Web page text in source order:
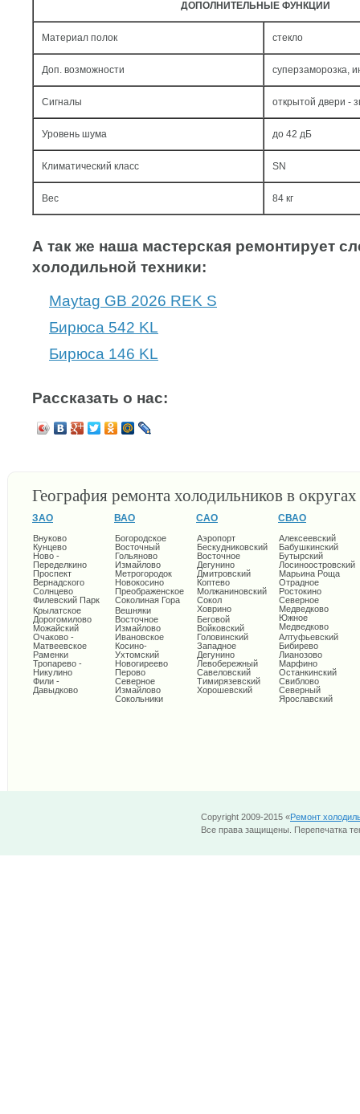
ДОПОЛНИТЕЛЬНЫЕ ФУНКЦИИ
Материал полок стекло
Доп. возможности суперзаморозка,
Сигналы открытой двери -
Уровень шума до 42 дБ
Климатический класс SN
Вес 84 кг
А так же наша мастерская ремонтирует
холодильной техники:
Maytag GB 2026 REK S
Бирюса 542 KL
Бирюса 146 KL
Рассказать о нас:
География ремонта холодильников в
ЗАО
Внуково
Кунцево
Ново -
Переделкино
Проспект
Вернадского
Солнцево
Филевский Парк
Крылатское
Дорогомилово
Можайский
Очаково -
Матвеевское
Раменки
Тропарево -
Никулино
Фили -
Давыдково
ВАО
Богородское
Восточный
Гольяново
Измайлово
Метрогородок
Новокосино
Преображенское
Соколиная Гора
Вешняки
Восточное
Измайлово
Ивановское
Косино-
Ухтомский
Новогиреево
Перово
Северное
Измайлово
Сокольники
САО
Аэропорт
Бескудниковский
Восточное
Дегунино
Дмитровский
Коптево
Молжаниновский
Сокол
Ховрино
Беговой
Войковский
Головинский
Западное
Дегунино
Левобережный
Савеловский
Тимирязевский
Хорошевский
СВАО
Алексеевский
Бабушкинский
Бутырский
Лосиноостровский
Марьина Роща
Отрадное
Ростокино
Северное
Медведково
Южное
Медведково
Алтуфьевский
Бибирево
Лианозово
Марфино
Останкинский
Свиблово
Северный
Ярославский
Copyright 2009-2015 «Ремонт
Все права защищены. Перепечатка